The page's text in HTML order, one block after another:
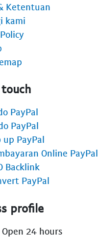
Ketentuan
kami
PayPal
PayPal
up PayPal
Online PayPal
Backlink
PayPal
profile
24 hours